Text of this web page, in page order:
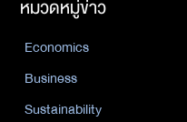
หมวดหมู่ข่าว
Economics
Business
Sustainability